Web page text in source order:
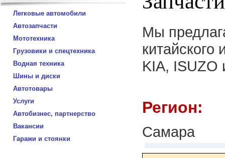
Легковые автомобили
Автозапчасти
Мототехника
Грузовики и спецтехника
Водная техника
Шины и диски
Автотовары
Услуги
Автобизнес, партнерство
Вакансии
Гаражи и стоянки
Мы
китайского
KIA, ISUZO
Регион:
Самара